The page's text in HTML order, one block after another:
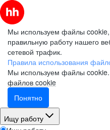
Мы используем файлы cookie,
правильную работу нашего
сетевой трафик.
Правила использования
Мы используем файлы cookie.
файлов cookie
Понятно
Ищу работу